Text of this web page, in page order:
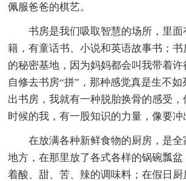
佩服爸爸的棋艺。
书房是我们吸取智慧的场所，里面
籍，有童话书、小说和英语故事书；
的秘密基地，因为妈妈都会叫我带着
自修去书房“拼”，那种感觉真是生不
出书房，我就有一种脱胎换骨的感受
时候的我，有一股知识的力量，像要冲
在放满各种新鲜食物的厨房，是全
地方，在那里放了各式各样的锅碗瓢
着酸、甜、苦、辣的调味料；在假日